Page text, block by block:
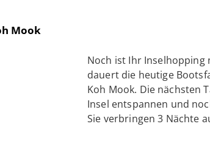
Mook
Noch ist Ihr Inselhopping
dauert die heutige
Koh Mook. Die nächsten
Insel entspannen und
Sie verbringen 3 Nächte